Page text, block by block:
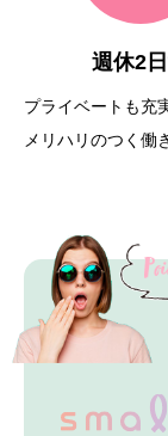
週休2
プライベートも充
メリハリのつく働